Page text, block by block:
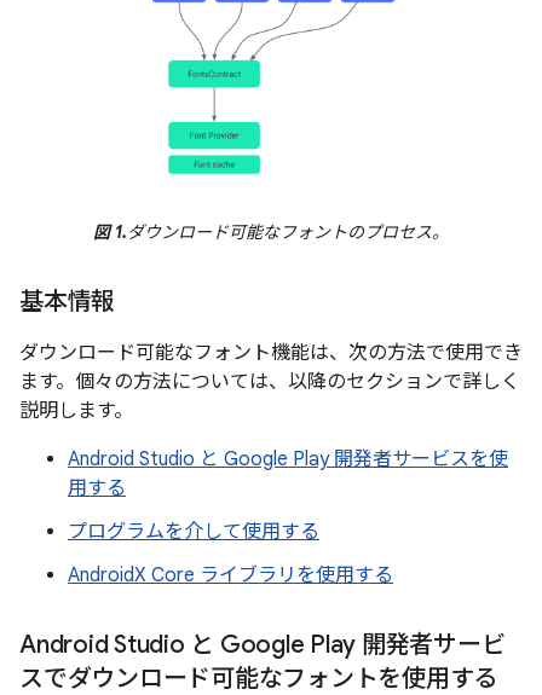
図 1.ダウンロード可能なフォントのプロセス。
基本情報
ダウンロード可能なフォント機能は、次の方法で使用でき
ます。個々の方法については、以降のセクションで詳しく
説明します。
Android Studio と Google Play 開発者サービスを使
用する
プログラムを介して使用する
AndroidX Core ライブラリを使用する
Android Studio と Google Play 開発者サービ
スでダウンロード可能なフォントを使用する